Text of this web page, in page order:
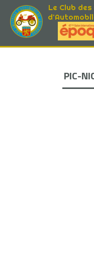
Le Club
PIC-